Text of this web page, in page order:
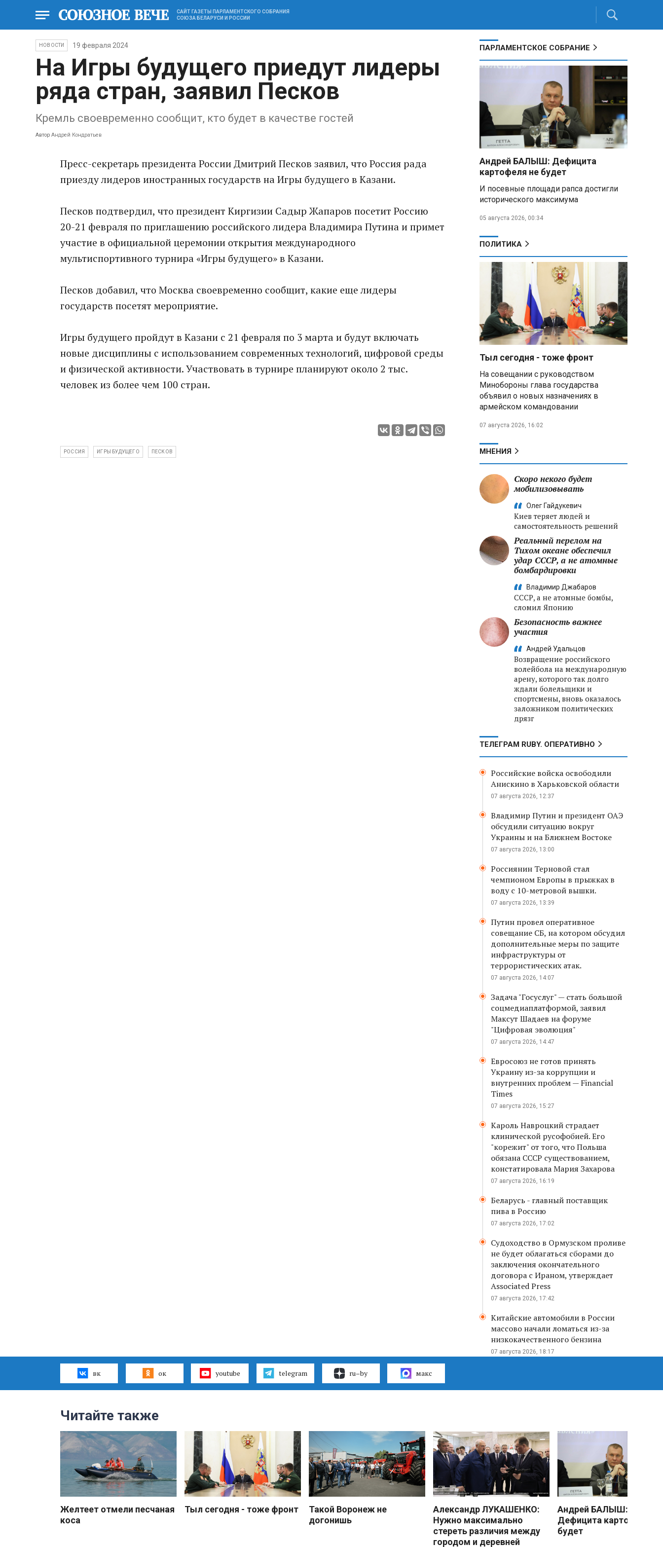
САЙТ ГАЗЕТЫ ПАРЛАМЕНТСКОГО СОБРАНИЯ
СОЮЗА БЕЛАРУСИ И РОССИИ
НОВОСТИ 19 февраля 2024
На Игры будущего приедут лидеры
ряда стран, заявил Песков
Кремль своевременно сообщит, кто будет в качестве гостей
Автор Андрей Кондратьев
Пресс-секретарь президента России Дмитрий Песков заявил, что Россия рада
приезду лидеров иностранных государств на Игры будущего в Казани.
Песков подтвердил, что президент Киргизии Садыр Жапаров посетит Россию
20-21 февраля по приглашению российского лидера Владимира Путина и примет
участие в официальной церемонии открытия международного
мультиспортивного турнира «Игры будущего» в Казани.
Песков добавил, что Москва своевременно сообщит, какие еще лидеры
государств посетят мероприятие.
Игры будущего пройдут в Казани с 21 февраля по 3 марта и будут включать
новые дисциплины с использованием современных технологий, цифровой среды
и физической активности. Участвовать в турнире планируют около 2 тыс.
человек из более чем 100 стран.
РОССИЯ ИГРЫ БУДУЩЕГО ПЕСКОВ
ПАРЛАМЕНТСКОЕ СОБРАНИЕ
Андрей БАЛЫШ: Дефицита
картофеля не будет
И посевные площади рапса достигли
исторического максимума
05 августа 2026, 00:34
ПОЛИТИКА
Тыл сегодня - тоже фронт
На совещании с руководством
Минобороны глава государства
объявил о новых назначениях в
армейском командовании
07 августа 2026, 16:02
МНЕНИЯ
Скоро некого будет
мобилизовывать
Олег Гайдукевич
Киев теряет людей и
самостоятельность решений
Реальный перелом на
Тихом океане обеспечил
удар СССР, а не атомные
бомбардировки
Владимир Джабаров
СССР, а не атомные бомбы,
сломил Японию
Безопасность важнее
участия
Андрей Удальцов
Возвращение российского
волейбола на международную
арену, которого так долго
ждали болельщики и
спортсмены, вновь оказалось
заложником политических
дрязг
ТЕЛЕГРАМ RUBY. ОПЕРАТИВНО
Российские войска освободили
Анискино в Харьковской области
07 августа 2026, 12:37
Владимир Путин и президент ОАЭ
обсудили ситуацию вокруг
Украины и на Ближнем Востоке
07 августа 2026, 13:00
Россиянин Терновой стал
чемпионом Европы в прыжках в
воду с 10-метровой вышки.
07 августа 2026, 13:39
Путин провел оперативное
совещание СБ, на котором обсудил
дополнительные меры по защите
инфраструктуры от
террористических атак.
07 августа 2026, 14:07
Задача "Госуслуг" — стать большой
соцмедиаплатформой, заявил
Максут Шадаев на форуме
"Цифровая эволюция"
07 августа 2026, 14:47
Евросоюз не готов принять
Украину из-за коррупции и
внутренних проблем — Financial
Times
07 августа 2026, 15:27
Кароль Навроцкий страдает
клинической русофобией. Его
"корежит" от того, что Польша
обязана СССР существованием,
констатировала Мария Захарова
07 августа 2026, 16:19
Беларусь - главный поставщик
пива в Россию
07 августа 2026, 17:02
Судоходство в Ормузском проливе
не будет облагаться сборами до
заключения окончательного
договора с Ираном, утверждает
Associated Press
07 августа 2026, 17:42
Китайские автомобили в России
массово начали ломаться из-за
низкокачественного бензина
07 августа 2026, 18:17
вк ок youtube telegram ru–by макс
Читайте также
Желтеет отмели песчаная
коса
Тыл сегодня - тоже фронт
Такой Воронеж не
догонишь
Александр ЛУКАШЕНКО:
Нужно максимально
стереть различия между
городом и деревней
Андрей БАЛЫШ:
Дефицита картофеля не
будет